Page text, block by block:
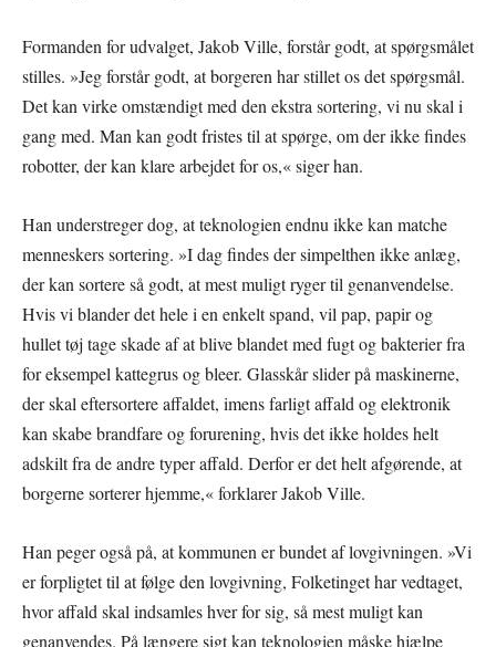
Formanden for udvalget, Jakob Ville, forstår godt, at spørgsmålet
stilles. »Jeg forstår godt, at borgeren har stillet os det spørgsmål.
Det kan virke omstændigt med den ekstra sortering, vi nu skal i
gang med. Man kan godt fristes til at spørge, om der ikke findes
robotter, der kan klare arbejdet for os,« siger han.
Han understreger dog, at teknologien endnu ikke kan matche
menneskers sortering. »I dag findes der simpelthen ikke anlæg,
der kan sortere så godt, at mest muligt ryger til genanvendelse.
Hvis vi blander det hele i en enkelt spand, vil pap, papir og
hullet tøj tage skade af at blive blandet med fugt og bakterier fra
for eksempel kattegrus og bleer. Glasskår slider på maskinerne,
der skal eftersortere affaldet, imens farligt affald og elektronik
kan skabe brandfare og forurening, hvis det ikke holdes helt
adskilt fra de andre typer affald. Derfor er det helt afgørende, at
borgerne sorterer hjemme,« forklarer Jakob Ville.
Han peger også på, at kommunen er bundet af lovgivningen. »Vi
er forpligtet til at følge den lovgivning, Folketinget har vedtaget,
hvor affald skal indsamles hver for sig, så mest muligt kan
genanvendes. På længere sigt kan teknologien måske hjælpe